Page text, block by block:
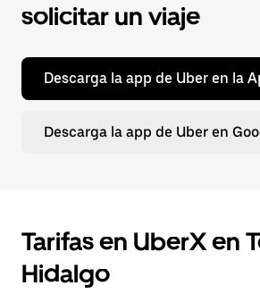
solicitar un viaje
Descarga la app de Uber en la
Descarga la app de Uber en
Tarifas en UberX en
Hidalgo